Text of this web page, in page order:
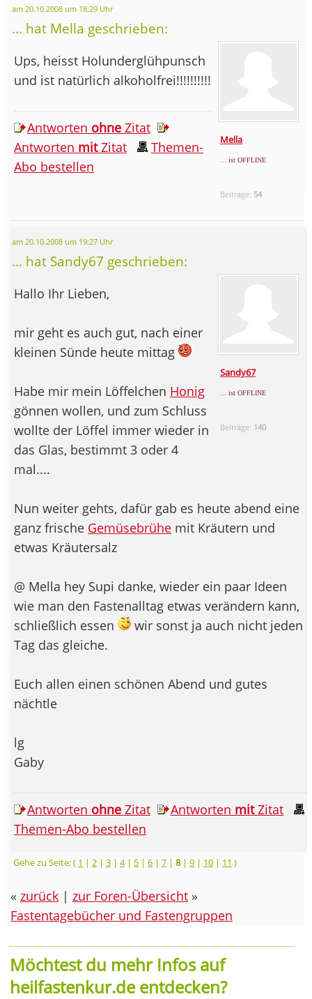
am 20.10.2008 um 18:29 Uhr
... hat Mella geschrieben:
Mella
... ist OFFLINE
Beiträge: 54
Ups, heisst Holunderglühpunsch
und ist natürlich alkoholfrei!!!!!!!!!!
Antworten ohne Zitat
Antworten mitZitat
Themen-
Abo bestellen
am 20.10.2008 um 19:27 Uhr
... hat Sandy67 geschrieben:
Sandy67
... ist OFFLINE
Beiträge: 140
Hallo Ihr Lieben,
mir geht es auch gut, nach einer
kleinen Sünde heute mittag
Habe mir mein Löffelchen Honig
gönnen wollen, und zum Schluss
wollte der Löffel immer wieder in
das Glas, bestimmt 3 oder 4
mal....
Nun weiter gehts, dafür gab es heute abend eine
ganz frische Gemüsebrühe mit Kräutern und
etwas Kräutersalz
@ Mella hey Supi danke, wieder ein paar Ideen
wie man den Fastenalltag etwas verändern kann,
schließlich essen
wir sonst ja auch nicht jeden
Tag das gleiche.
Euch allen einen schönen Abend und gutes
nächtle
lg
Gaby
Antworten ohne Zitat Antworten mitZitat
Themen-Abo bestellen
Gehe zu Seite: ( 1 | 2 | 3 | 4| 5 | 6 | 7 | 8| 9 | 10 | 11 )
« zurück | zur Foren-Übersicht »
Fastentagebücher und Fastengruppen
Möchtest du mehr Infos auf
heilfastenkur.de entdecken?